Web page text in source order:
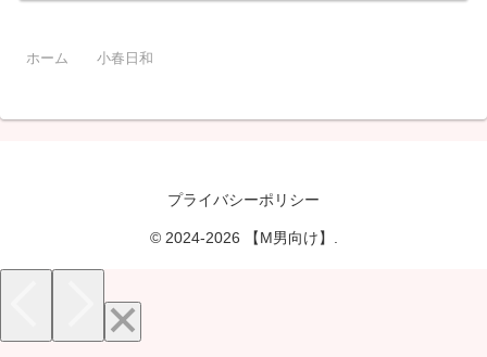
ホーム 小春日和
プライバシーポリシー
© 2024-2026 【M男向け】.